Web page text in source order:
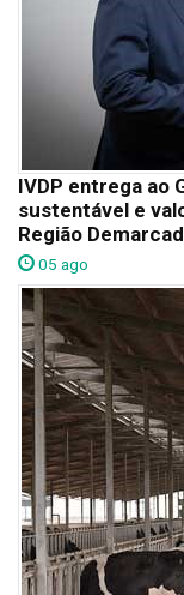
IVDP entrega ao
sustentável e
Região
05 ago